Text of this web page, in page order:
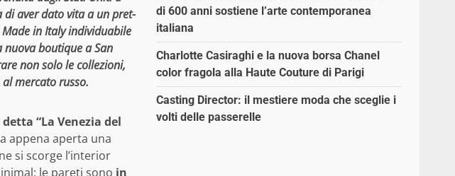
di aver dato vita a un pret-
in Italy individuabile
boutique a San
non solo le collezioni,
mercato russo.
“La Venezia del
appena aperta una
si scorge l’interior
le pareti sono in
di 600 anni sostiene l’arte contemporanea
italiana
Charlotte Casiraghi e la nuova borsa Chanel
color fragola alla Haute Couture di Parigi
Casting Director: il mestiere moda che sceglie i
volti delle passerelle